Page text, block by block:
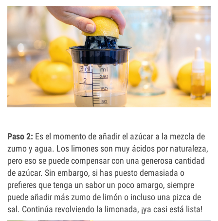
Paso 2: Es el momento de añadir el azúcar a la mezcla de
zumo y agua. Los limones son muy ácidos por naturaleza,
pero eso se puede compensar con una generosa cantidad
de azúcar. Sin embargo, si has puesto demasiada o
prefieres que tenga un sabor un poco amargo, siempre
puede añadir más zumo de limón o incluso una pizca de
sal. Continúa revolviendo la limonada, ¡ya casi está lista!